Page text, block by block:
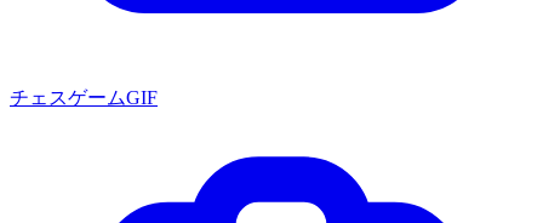
チェスゲームGIF